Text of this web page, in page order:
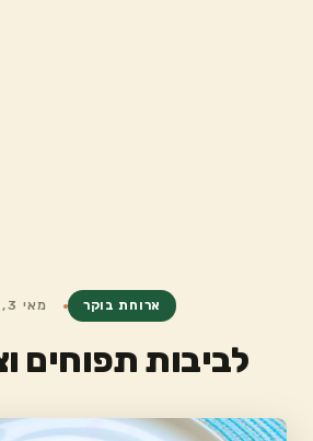
ארוחת בוקר מאי 3, 2018
לביבות תפוחים